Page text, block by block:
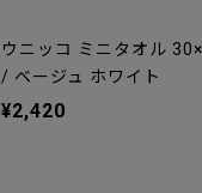
ウニッコ ミニタオル
/ ベージュ ホワイト
¥2,420